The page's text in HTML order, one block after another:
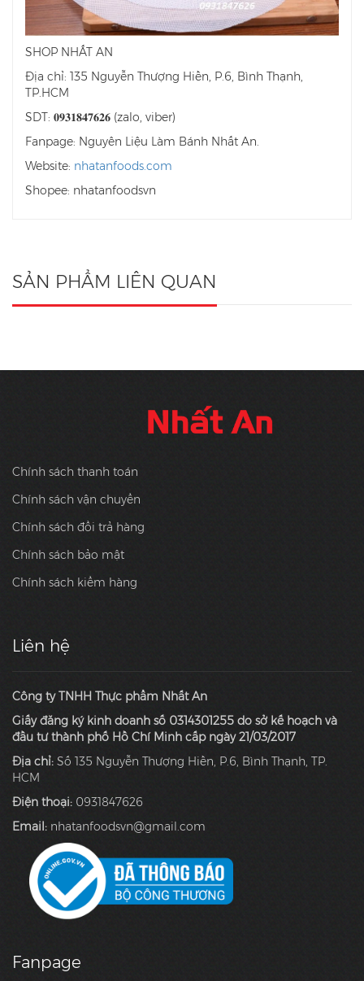
SHOP NHẤT AN
Địa chỉ: 135 Nguyễn Thượng Hiền, P.6, Bình Thạnh,
TP.HCM
SDT: 𝟎𝟗𝟑𝟏𝟖𝟒𝟕𝟔𝟐𝟔 (zalo, viber)
Fanpage: Nguyên Liệu Làm Bánh Nhất An.
Website: nhatanfoods.com
Shopee: nhatanfoodsvn
SẢN PHẨM LIÊN QUAN
Chính sách thanh toán
Chính sách vận chuyển
Chính sách đổi trả hàng
Chính sách bảo mật
Chính sách kiểm hàng
Liên hệ
Công ty TNHH Thực phẩm Nhất An
Giấy đăng ký kinh doanh số 0314301255 do sở kế hoạch và
đầu tư thành phố Hồ Chí Minh cấp ngày 21/03/2017
Địa chỉ: Số 135 Nguyễn Thượng Hiền, P.6, Bình Thạnh, TP.
HCM
Điện thoại: 0931847626
Email: nhatanfoodsvn@gmail.com
Fanpage